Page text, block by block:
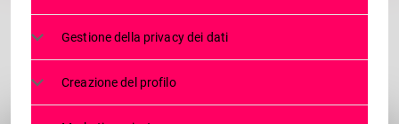
Gestione della privacy dei dati
Creazione del profilo